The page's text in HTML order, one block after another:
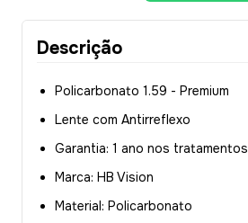
Descrição
Policarbonato 1.59 - Premium
Lente com Antirreflexo
Garantia: 1 ano nos tratamentos
Marca: HB Vision
Material: Policarbonato